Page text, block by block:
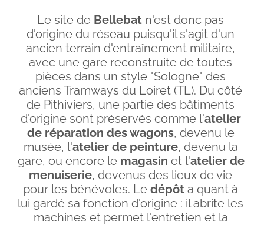
Le site de Bellebat n'est donc pas
d'origine du réseau puisqu'il s'agit d'un
ancien terrain d'entraînement militaire,
avec une gare reconstruite de toutes
pièces dans un style "Sologne" des
anciens Tramways du Loiret (TL). Du côté
de Pithiviers, une partie des bâtiments
d'origine sont préservés comme l'atelier
de réparation des wagons, devenu le
musée, l'atelier de peinture, devenu la
gare, ou encore le magasin et l'atelier de
menuiserie, devenus des lieux de vie
pour les bénévoles. Le dépôt a quant à
lui gardé sa fonction d'origine : il abrite les
machines et permet l'entretien et la